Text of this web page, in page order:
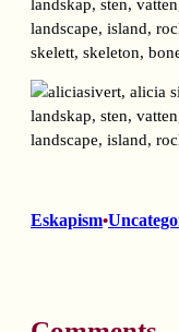
Eskapism•